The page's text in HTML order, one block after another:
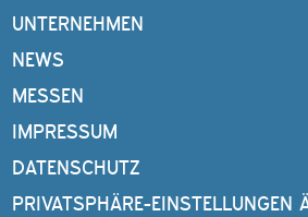
UNTERNEHMEN
NEWS
MESSEN
IMPRESSUM
DATENSCHUTZ
PRIVATSPHÄRE-EINSTELLUNGEN